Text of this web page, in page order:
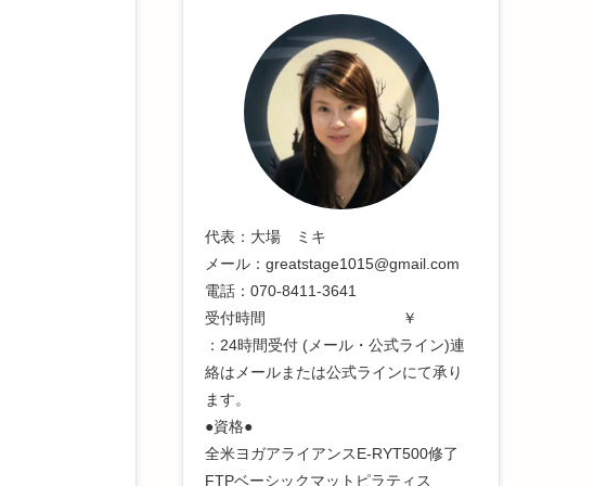
代表：大場 ミキ
メール：greatstage1015@gmail.com
電話：070-8411-3641
受付時間 ￥
：24時間受付 (メール・公式ライン)連
絡はメールまたは公式ラインにて承り
ます。
●資格●
全米ヨガアライアンスE-RYT500修了
FTPベーシックマットピラティス